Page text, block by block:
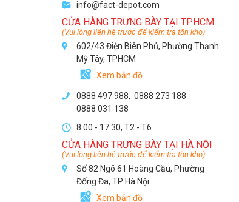
info@fact-depot.com
CỬA HÀNG TRƯNG BÀY TẠI TP.HCM
(Vui lòng liên hệ trước để kiểm tra tồn kho)
602/43 Điện Biên Phủ, Phường Thạnh
Mỹ Tây, TPHCM
Xem bản đồ
0888 497 988, 0888 273 188
0888 031 138
8:00 - 17:30, T2 - T6
CỬA HÀNG TRƯNG BÀY TẠI HÀ NỘI
(Vui lòng liên hệ trước để kiểm tra tồn kho)
Số 82 Ngõ 61 Hoàng Cầu, Phường
Đống Đa, TP Hà Nội
Xem bản đồ